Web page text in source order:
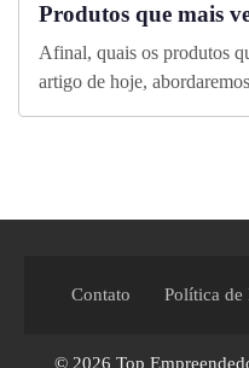
Produtos que mais
Afinal, quais os produtos
artigo de hoje,
Contato Política de
© 2026 Top